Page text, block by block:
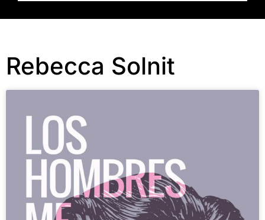
Rebecca Solnit